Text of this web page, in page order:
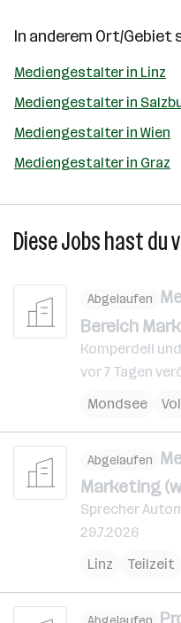
In anderem Ort/Gebiet
Mediengestalter in Linz
Mediengestalter in
Mediengestalter in Wien
Mediengestalter in Graz
Diese Jobs hast du
Abgelaufen
Bereich
Komperdell
vor 7 Tagen
Mondsee
Abgelaufen
Marketing
Sprecher
29.7.2026
Linz
Teilzeit